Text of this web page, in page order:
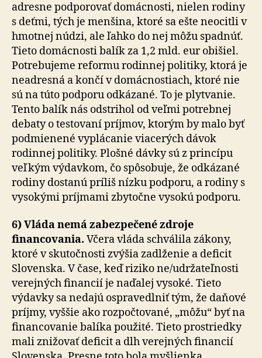
adresne podporovať domácnosti, nielen rodiny
s deťmi, tých je menšina, ktoré sa ešte neocitli v
hmotnej núdzi, ale ľahko do nej môžu spadnúť.
Tieto domácnosti balík za 1,2 mld. eur obišiel.
Potrebujeme reformu rodinnej politiky, ktorá je
neadresná a končí v domácnostiach, ktoré nie
sú na túto podporu odkázané. To je plytvanie.
Tento balík nás odstrihol od veľmi potrebnej
debaty o testovaní príjmov, ktorým by malo byť
podmienené vyplácanie viacerých dávok
rodinnej politiky. Plošné dávky sú z princípu
veľkým výdavkom, čo spôsobuje, že odkázané
rodiny dostanú príliš nízku podporu, a rodiny s
vysokými príjmami zbytočne vysokú podporu.
6) Vláda nemá zabezpečené zdroje
financovania. Včera vláda schválila zákony,
ktoré v skutočnosti zvýšia zadlženie a deficit
Slovenska. V čase, keď riziko ne/udržateľnosti
verejných financií je naďalej vysoké. Tieto
výdavky sa nedajú ospravedlniť tým, že daňové
príjmy, vyššie ako rozpočtované, „môžu“ byť na
financovanie balíka použité. Tieto prostriedky
mali znižovať deficit a dlh verejných financií